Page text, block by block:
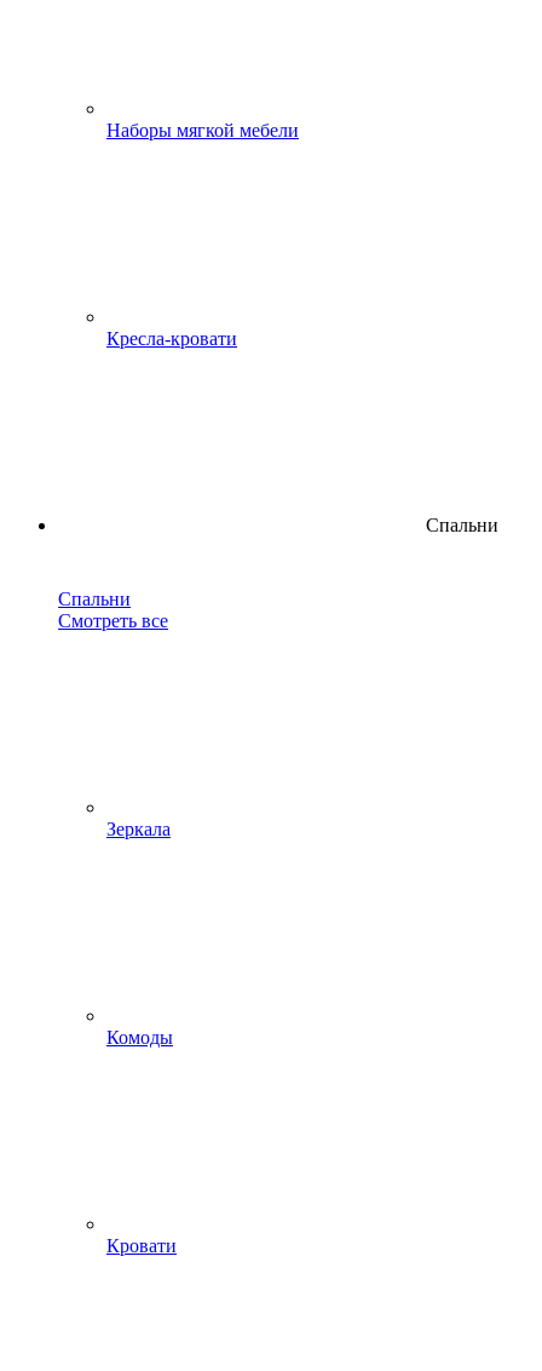
Наборы мягкой мебели
Кресла-кровати
Спальни
Спальни
Смотреть все
Зеркала
Комоды
Кровати